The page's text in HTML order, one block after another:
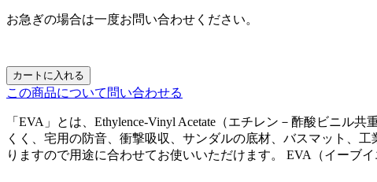
お急ぎの場合は一度お問い合わせください。
カートに入れる
この商品について問い合わせる
「EVA」とは、Ethylence-Vinyl Acetate（エチレン－酢酸ビニル
くく、宅用の防音、衝撃吸収、サンダルの底材、バスマット、
りますので用途に合わせてお使いいただけます。 EVA（イーブ